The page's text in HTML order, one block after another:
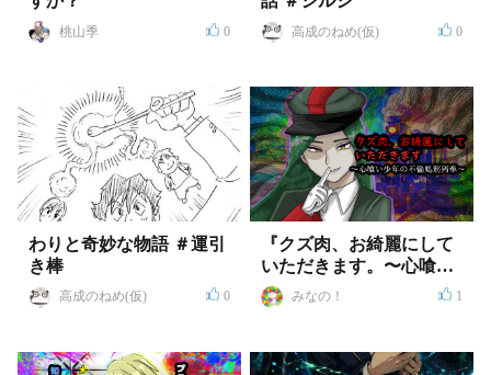
桃山季 0 高成のねめ(仮) 0
わりと奇妙な物語 ＃運引
き棒
高成のねめ(仮) 0
『クズ肉、お綺麗にして
いただきます。〜心喰い
少年の不倫処刑列車〜』
みなの！ 1